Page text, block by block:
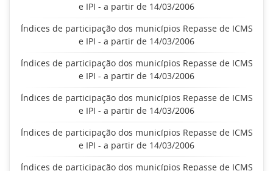
e IPI - a partir de 14/03/2006
Índices de participação dos municípios Repasse de ICMS
e IPI - a partir de 14/03/2006
Índices de participação dos municípios Repasse de ICMS
e IPI - a partir de 14/03/2006
Índices de participação dos municípios Repasse de ICMS
e IPI - a partir de 14/03/2006
Índices de participação dos municípios Repasse de ICMS
e IPI - a partir de 14/03/2006
Índices de participação dos municípios Repasse de ICMS